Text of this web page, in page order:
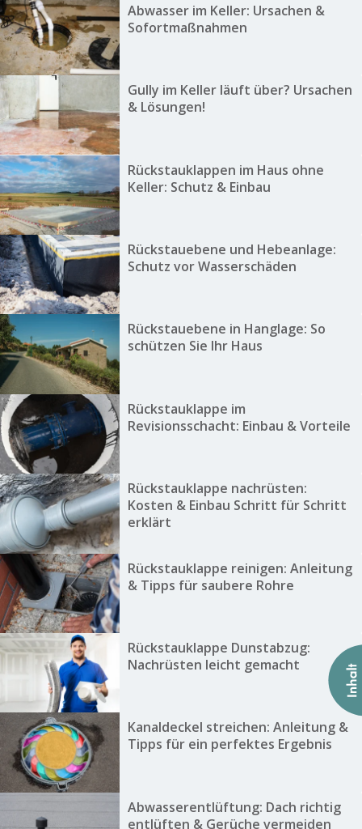
Abwasser im Keller: Ursachen &
Sofortmaßnahmen
Gully im Keller läuft über? Ursachen
& Lösungen!
Rückstauklappen im Haus ohne
Keller: Schutz & Einbau
Rückstauebene und Hebeanlage:
Schutz vor Wasserschäden
Rückstauebene in Hanglage: So
schützen Sie Ihr Haus
Rückstauklappe im
Revisionsschacht: Einbau & Vorteile
Rückstauklappe nachrüsten:
Kosten & Einbau Schritt für Schritt
erklärt
Rückstauklappe reinigen: Anleitung
& Tipps für saubere Rohre
Rückstauklappe Dunstabzug:
Nachrüsten leicht gemacht
Kanaldeckel streichen: Anleitung &
Tipps für ein perfektes Ergebnis
Abwasserentlüftung: Dach richtig
entlüften & Gerüche vermeiden